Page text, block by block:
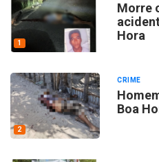
1
Morre
Hora
2
CRIME
Boa